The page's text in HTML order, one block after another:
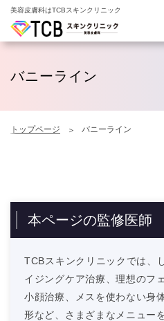
美容皮膚科はTCBスキンクリニック
バニーライン
トップページ バニーライン
本ページの監修医師
TCBスキンクリニックでは、
イジングケア治療、理想のフ
小顔治療、メスを使わない身
形など、さまざまなメニュー